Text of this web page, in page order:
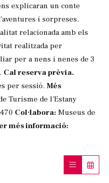
explicaran un conte
i sorpreses.
relacionada amb els
realitzada per
per a nens i nenes de 3
Cal reserva prèvia.
per sessió. Més
Turisme de l'Estany
Col·labora: Museus de
més informació: